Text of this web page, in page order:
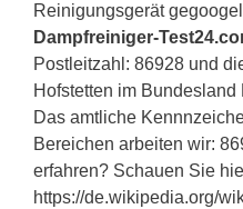
Reinigungsgerät
Dampfreiniger-
Postleitzahl: 86928 und
Hofstetten im Bundesland
Das amtliche
Bereichen arbeiten wir:
erfahren? Schauen Sie
https://de.wikipedia.org/